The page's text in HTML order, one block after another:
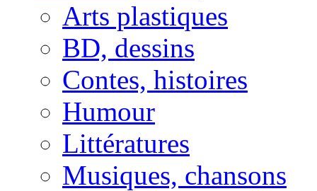
Arts plastiques
BD, dessins
Contes, histoires
Humour
Littératures
Musiques, chansons